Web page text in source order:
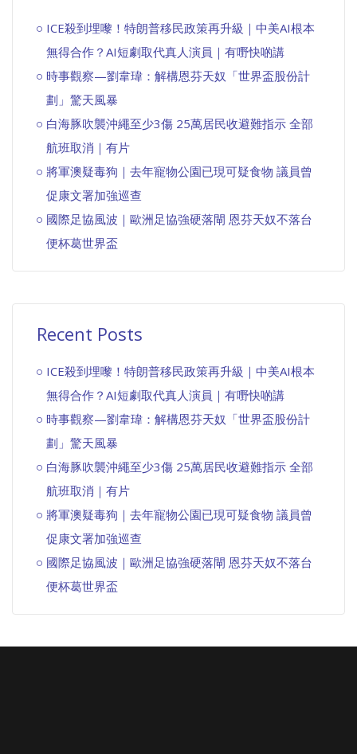
ICE殺到埋嚟！特朗普移民政策再升級｜中美AI根本
無得合作？AI短劇取代真人演員｜有嘢快啲講
時事觀察—劉韋瑋：解構恩芬天奴「世界盃股份計
劃」驚天風暴
白海豚吹襲沖繩至少3傷 25萬居民收避難指示 全部
航班取消｜有片
將軍澳疑毒狗｜去年寵物公園已現可疑食物 議員曾
促康文署加強巡查
國際足協風波｜歐洲足協強硬落閘 恩芬天奴不落台
便杯葛世界盃
Recent Posts
ICE殺到埋嚟！特朗普移民政策再升級｜中美AI根本
無得合作？AI短劇取代真人演員｜有嘢快啲講
時事觀察—劉韋瑋：解構恩芬天奴「世界盃股份計
劃」驚天風暴
白海豚吹襲沖繩至少3傷 25萬居民收避難指示 全部
航班取消｜有片
將軍澳疑毒狗｜去年寵物公園已現可疑食物 議員曾
促康文署加強巡查
國際足協風波｜歐洲足協強硬落閘 恩芬天奴不落台
便杯葛世界盃